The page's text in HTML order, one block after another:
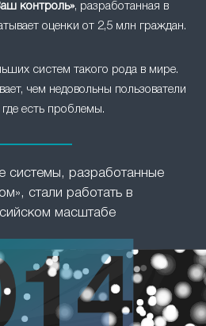
контроль», разработанная в
оценки от 2,5 млн граждан.
систем такого рода в мире.
чем недовольны пользователи
где есть проблемы.
системы, разработанные
стали работать в
масштабе